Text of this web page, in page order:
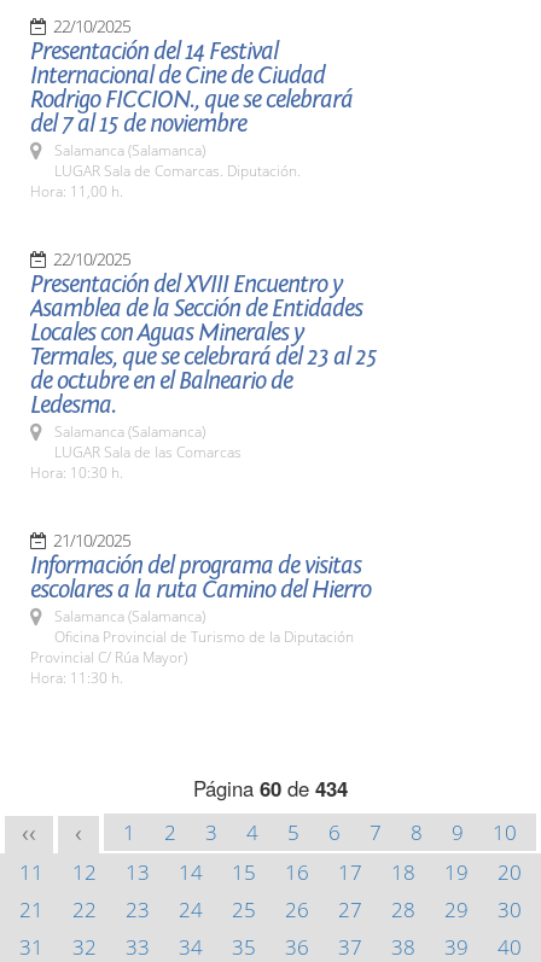
22/10/2025
Presentación del 14 Festival
Internacional de Cine de Ciudad
Rodrigo FICCION., que se celebrará
del 7 al 15 de noviembre
Salamanca (Salamanca)
LUGAR Sala de Comarcas. Diputación.
Hora: 11,00 h.
22/10/2025
Presentación del XVIII Encuentro y
Asamblea de la Sección de Entidades
Locales con Aguas Minerales y
Termales, que se celebrará del 23 al 25
de octubre en el Balneario de
Ledesma.
Salamanca (Salamanca)
LUGAR Sala de las Comarcas
Hora: 10:30 h.
21/10/2025
Información del programa de visitas
escolares a la ruta Camino del Hierro
Salamanca (Salamanca)
Oficina Provincial de Turismo de la Diputación
Provincial C/ Rúa Mayor)
Hora: 11:30 h.
Página 60 de 434
<< < 1 2 3 4 5 6 7 8 9
10
11
12 13 14 15 16 17 18 19
20
21
22 23 24 25 26 27 28 29
30
31
32 33 34 35 36 37 38 39
40